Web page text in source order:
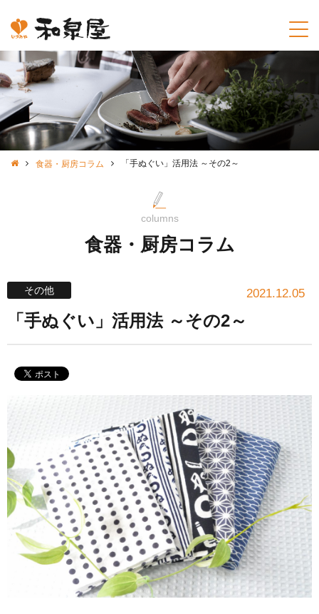
食器・厨房コラム 「手ぬぐい」活用法 ～その2～
columns
食器・厨房コラム
その他 2021.12.05
「手ぬぐい」活用法 ～その2～